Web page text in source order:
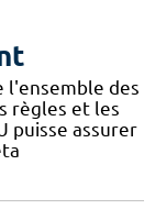
l'ensemble des
règles et les
puisse assurer